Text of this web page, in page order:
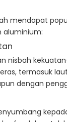
mendapat
aluminium:
nisbah
termasuk
dengan